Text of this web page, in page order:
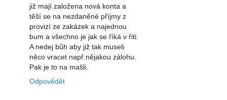
již mají založena nová konta a
těší se na nezdaněné příjmy z
provizí ze zakázek a najednou
bum a všechno je jak se říká v řiti.
A nedej bůh aby již tak museli
něco vracet např.nějakou zálohu.
Pak je to na mašli.
Odpovědět